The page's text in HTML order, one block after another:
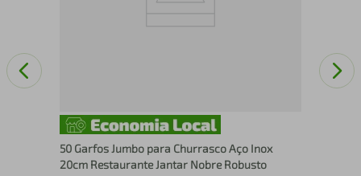
50 Garfos Jumbo para Churrasco Aço Inox
20cm Restaurante Jantar Nobre Robusto